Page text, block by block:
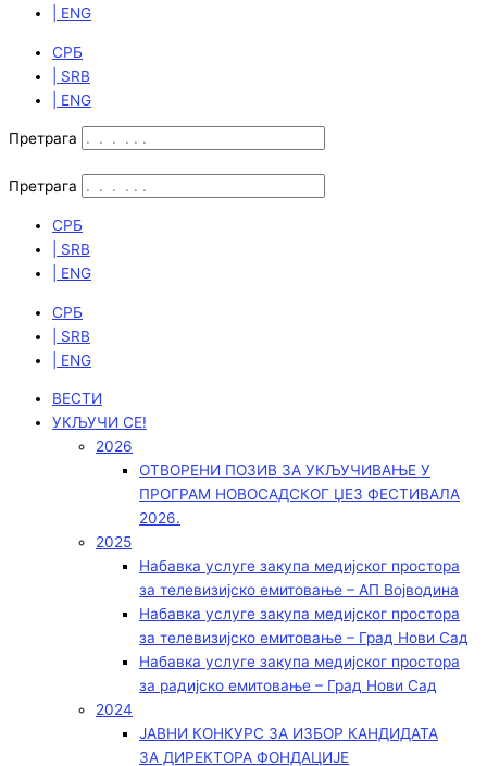
| ENG
СРБ
| SRB
| ENG
Претрага
Претрага
СРБ
| SRB
| ENG
СРБ
| SRB
| ENG
ВЕСТИ
УКЉУЧИ СЕ!
2026
ОТВОРЕНИ ПОЗИВ ЗА УКЉУЧИВАЊЕ У
ПРОГРАМ НОВОСАДСКОГ ЏЕЗ ФЕСТИВАЛА
2026.
2025
Набавка услуге закупа медијског простора
за телевизијско емитовање – АП Војводинa
Набавка услуге закупа медијског простора
за телевизијско емитовање – Град Нови Сад
Набавка услуге закупа медијског простора
за радијско емитовање – Град Нови Сад
2024
ЈАВНИ КОНКУРС ЗА ИЗБОР КАНДИДАТА
ЗА ДИРЕКТОРА ФОНДАЦИЈЕ